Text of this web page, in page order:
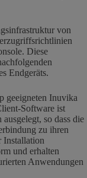
von
Diese
Endgeräts.
geeigneten Inuvika
Software ist
so dass die
zu ihren
Installation
und erhalten
Anwendungen